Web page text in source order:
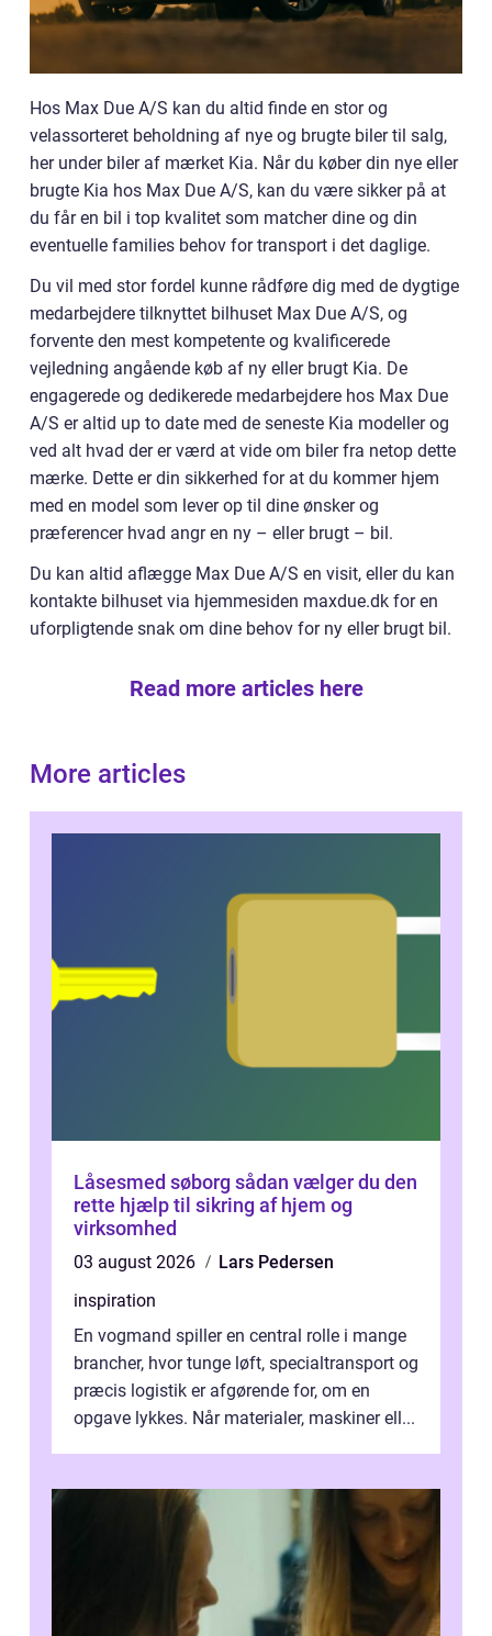
Hos Max Due A/S kan du altid finde en stor og
velassorteret beholdning af nye og brugte biler til salg,
her under biler af mærket Kia. Når du køber din nye eller
brugte Kia hos Max Due A/S, kan du være sikker på at
du får en bil i top kvalitet som matcher dine og din
eventuelle families behov for transport i det daglige.
Du vil med stor fordel kunne rådføre dig med de dygtige
medarbejdere tilknyttet bilhuset Max Due A/S, og
forvente den mest kompetente og kvalificerede
vejledning angående køb af ny eller brugt Kia. De
engagerede og dedikerede medarbejdere hos Max Due
A/S er altid up to date med de seneste Kia modeller og
ved alt hvad der er værd at vide om biler fra netop dette
mærke. Dette er din sikkerhed for at du kommer hjem
med en model som lever op til dine ønsker og
præferencer hvad angr en ny – eller brugt – bil.
Du kan altid aflægge Max Due A/S en visit, eller du kan
kontakte bilhuset via hjemmesiden maxdue.dk for en
uforpligtende snak om dine behov for ny eller brugt bil.
Read more articles here
More articles
Låsesmed søborg sådan vælger du den
rette hjælp til sikring af hjem og
virksomhed
03 august 2026
Lars Pedersen
inspiration
En vogmand spiller en central rolle i mange
brancher, hvor tunge løft, specialtransport og
præcis logistik er afgørende for, om en
opgave lykkes. Når materialer, maskiner ell...